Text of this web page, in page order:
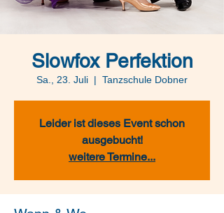
Slowfox Perfektion
Sa., 23. Juli
  |
Tanzschule Dobner
Leider ist dieses Event schon
ausgebucht!
weitere Termine...